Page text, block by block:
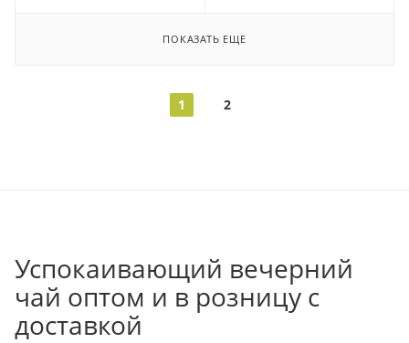
ПОКАЗАТЬ ЕЩЕ
1 2
Успокаивающий вечерний
чай оптом и в розницу с
доставкой